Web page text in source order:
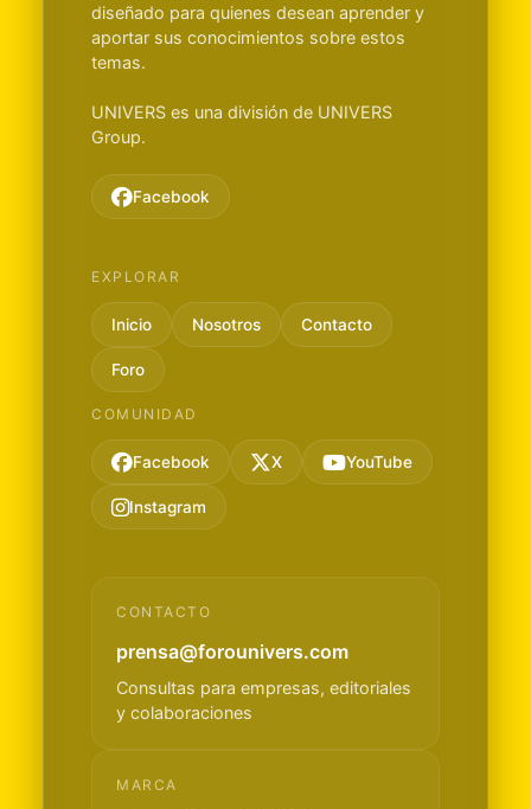
diseñado para quienes desean aprender y
aportar sus conocimientos sobre estos
temas.
UNIVERS es una división de UNIVERS
Group.
Facebook
EXPLORAR
Inicio Nosotros Contacto
Foro
COMUNIDAD
Facebook X YouTube
Instagram
CONTACTO
prensa@forounivers.com
Consultas para empresas, editoriales
y colaboraciones
MARCA